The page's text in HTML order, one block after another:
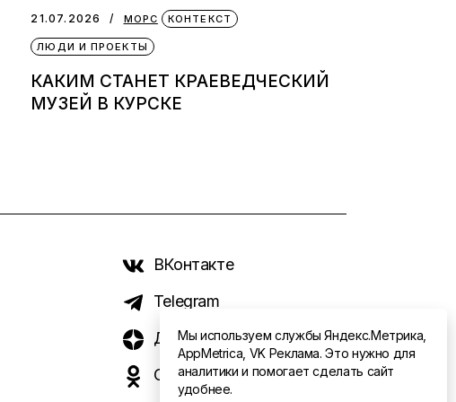
21.07.2026 МОРС КОНТЕКСТ
ЛЮДИ И ПРОЕКТЫ
КАКИМ СТАНЕТ КРАЕВЕДЧЕСКИЙ
МУЗЕЙ В КУРСКЕ
ВКонтакте
Telegram
Дзен
Одноклассники
Мы используем службы Яндекс.Метрика,
AppMetrica, VK Реклама. Это нужно для
аналитики и помогает сделать сайт
удобнее.